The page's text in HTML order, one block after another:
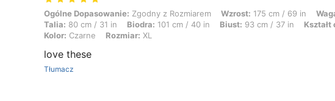
Ogólne Dopasowanie: Zgodny z Rozmiarem, Wzrost: 175 cm / 69 in, Waga: 72 kg /
Ogólne Dopasowanie: Zgodny z Rozmiarem Wzrost: 175 cm / 69 in
Talia: 80 cm / 31 in Biodra: 101 cm / 40 in Biust: 93 cm / 37 in Kształt
Kolor: Czarne Rozmiar: XL
love these
Tłumacz